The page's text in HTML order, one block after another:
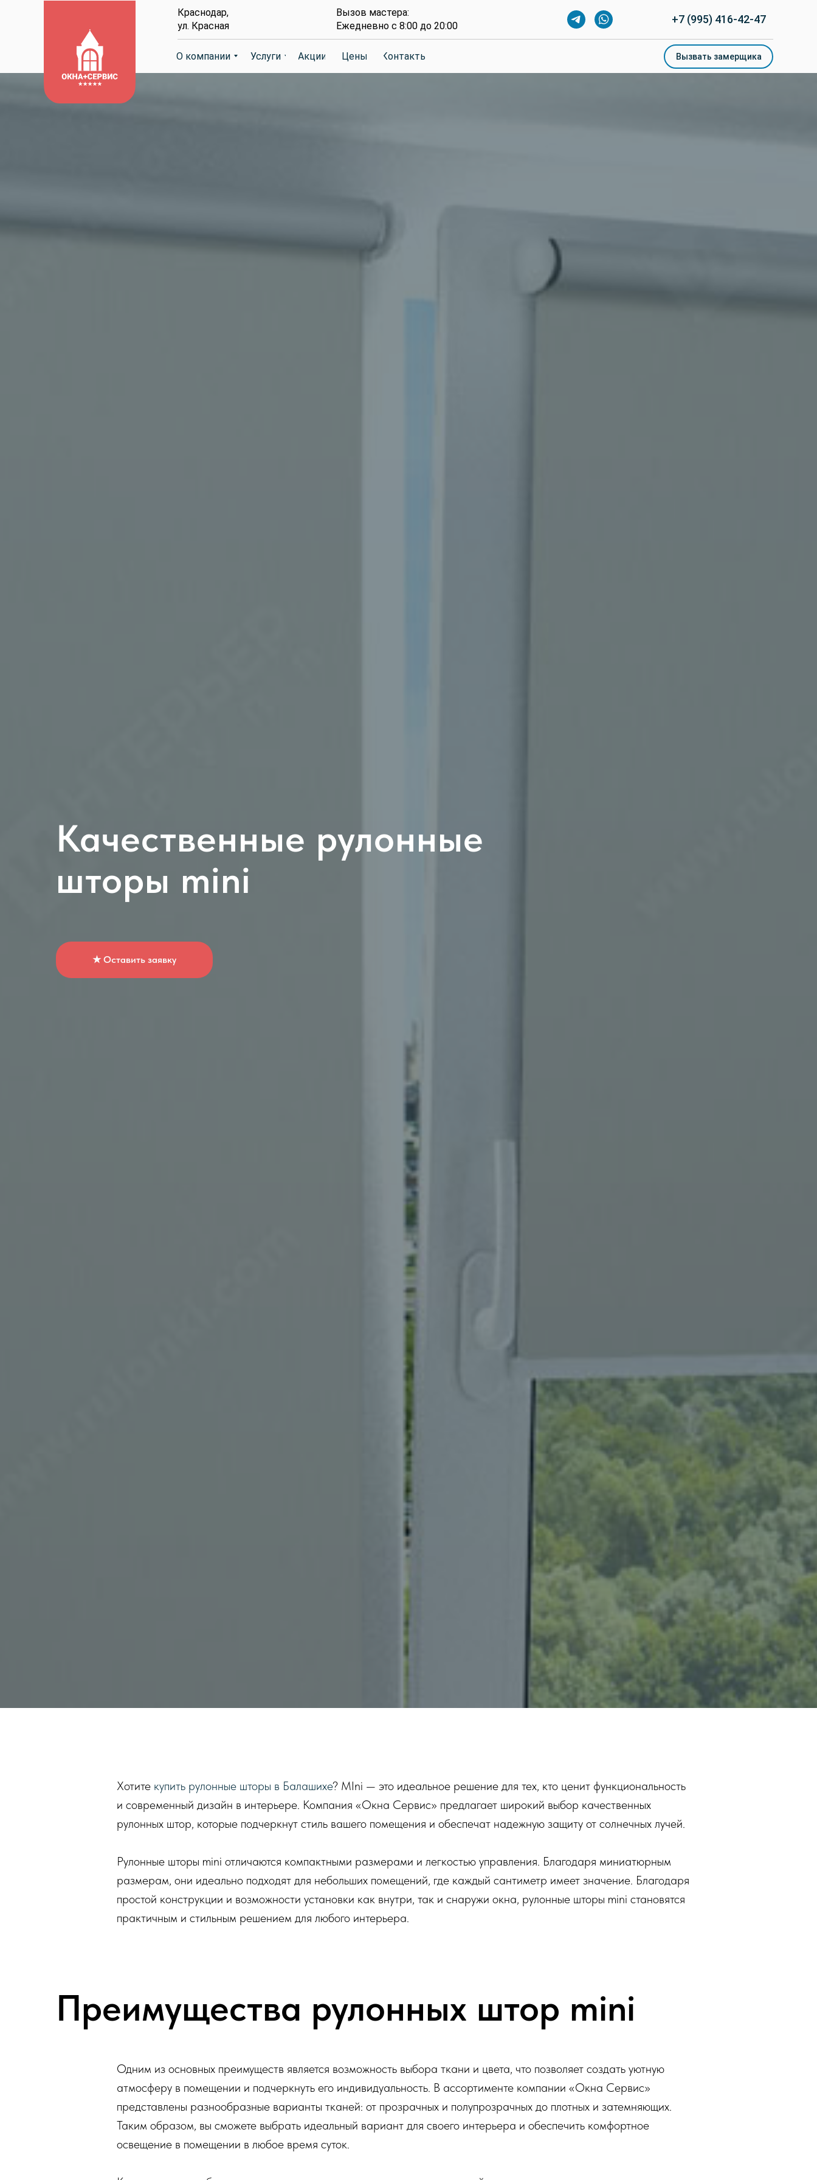
Вызвать замерщика
Краснодар,
ул. Красная
Вызов мастера:
Ежедневно с 8:00 до 20:00
+7 (995) 416-42-47
О компании Услуги Акции Цены Контакты Вызвать замерщика
+7 (995) 416-42-47
О компании Услуги Акции Цены Контакты
Качественные рулонные
шторы mini
★ Оставить заявку
Хотите купить рулонные шторы в Балашихе? MIni — это идеальное решение для тех, кто ценит функциональность
и современный дизайн в интерьере. Компания «Окна Сервис» предлагает широкий выбор качественных
рулонных штор, которые подчеркнут стиль вашего помещения и обеспечат надежную защиту от солнечных лучей.
Рулонные шторы mini отличаются компактными размерами и легкостью управления. Благодаря миниатюрным
размерам, они идеально подходят для небольших помещений, где каждый сантиметр имеет значение. Благодаря
простой конструкции и возможности установки как внутри, так и снаружи окна, рулонные шторы mini становятся
практичным и стильным решением для любого интерьера.
Преимущества рулонных штор mini
Одним из основных преимуществ является возможность выбора ткани и цвета, что позволяет создать уютную
атмосферу в помещении и подчеркнуть его индивидуальность. В ассортименте компании «Окна Сервис»
представлены разнообразные варианты тканей: от прозрачных и полупрозрачных до плотных и затемняющих.
Таким образом, вы сможете выбрать идеальный вариант для своего интерьера и обеспечить комфортное
освещение в помещении в любое время суток.